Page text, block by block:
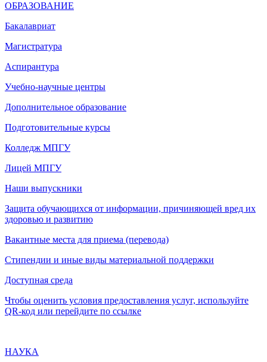
ОБРАЗОВАНИЕ
Бакалавриат
Магистратура
Аспирантура
Учебно-научные центры
Дополнительное образование
Подготовительные курсы
Колледж МПГУ
Лицей МПГУ
Наши выпускники
Защита обучающихся от информации, причиняющей вред их
здоровью и развитию
Вакантные места для приема (перевода)
Стипендии и иные виды материальной поддержки
Доступная среда
Чтобы оценить условия предоставления услуг, используйте
QR-код или перейдите по ссылке
НАУКА